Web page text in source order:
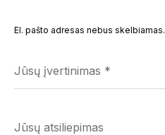
El. pašto adresas nebus skelbiamas.
Jūsų įvertinimas *
Jūsų atsiliepimas